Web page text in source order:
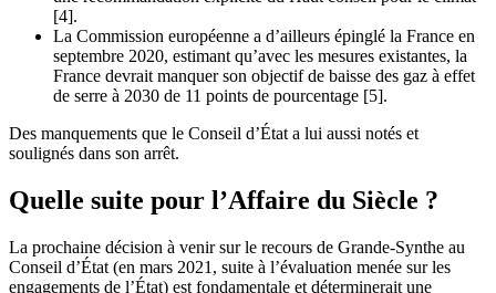
[4].
La Commission européenne a d’ailleurs épinglé la France en
septembre 2020, estimant qu’avec les mesures existantes, la
France devrait manquer son objectif de baisse des gaz à effet
de serre à 2030 de 11 points de pourcentage [5].
Des manquements que le Conseil d’État a lui aussi notés et
soulignés dans son arrêt.
Quelle suite pour l’Affaire du Siècle ?
La prochaine décision à venir sur le recours de Grande-Synthe au
Conseil d’État (en mars 2021, suite à l’évaluation menée sur les
engagements de l’État) est fondamentale et déterminerait une